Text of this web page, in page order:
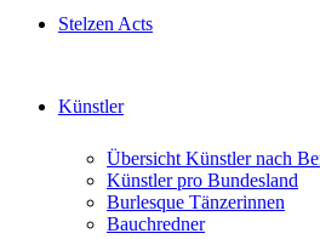
Stelzen Acts
Künstler
Übersicht Künstler nach
Künstler pro Bundesland
Burlesque Tänzerinnen
Bauchredner